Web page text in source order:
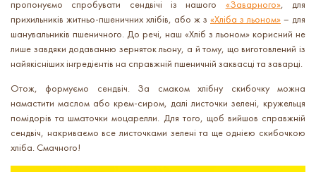
пропонуємо спробувати сендвічі із нашого «Заварного», для
прихильників житньо-пшеничних хлібів, або ж з «Хліба з льоном» – для
шанувальників пшеничного. До речі, наш «Хліб з льоном» корисний не
лише завдяки додаванню зерняток льону, а й тому, що виготовлений із
найякісніших інгредієнтів на справжній пшеничній заквасці та заварці.
Отож, формуємо сендвіч. За смаком хлібну скибочку можна
намастити маслом або крем-сиром, далі листочки зелені, кружельця
помідорів та шматочки моцарелли. Для того, щоб вийшов справжній
сендвіч, накриваємо все листочками зелені та ще однією скибочкою
хліба. Смачного!